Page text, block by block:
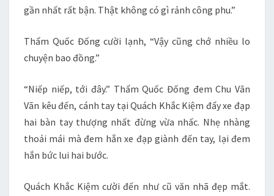
gần nhất rất bận. Thật không có gì rảnh công phu.”
Thẩm Quốc Đống cười lạnh, “Vậy cũng chớ nhiều lo
chuyện bao đồng.”
“Niếp niếp, tới đây.” Thẩm Quốc Đống đem Chu Vãn
Vãn kêu đến, cánh tay tại Quách Khắc Kiệm đẩy xe đạp
hai bàn tay thượng nhất đừng vừa nhấc. Nhẹ nhàng
thoải mái mà đem hắn xe đạp giành đến tay, lại đem
hắn bức lui hai bước.
Quách Khắc Kiệm cười đến như cũ văn nhã đẹp mắt.